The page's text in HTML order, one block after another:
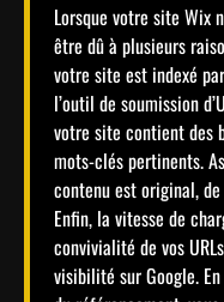
Lorsque votre site Wix
être dû à plusieurs
votre site est indexé
l’outil de soumission
votre site contient des
mots-clés pertinents.
contenu est original,
Enfin, la vitesse de
convivialité de vos
visibilité sur Google.